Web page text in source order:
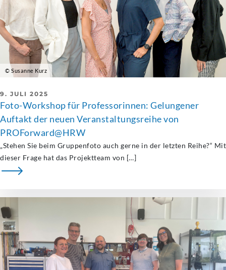
© Susanne Kurz
9. JULI 2025
Foto-Workshop für Professorinnen: Gelungener
Auftakt der neuen Veranstaltungsreihe von
PROForward@HRW
„Stehen Sie beim Gruppenfoto auch gerne in der letzten Reihe?“ Mit
dieser Frage hat das Projektteam von […]